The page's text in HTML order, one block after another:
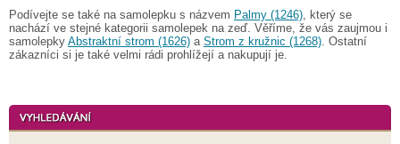
Podívejte se také na samolepku s názvem Palmy (1246) , který se
nachází ve stejné kategorii samolepek na zeď. Věříme, že vás zaujmou i
samolepky Abstraktní strom (1626) a Strom z kružnic (1268) . Ostatní
zákazníci si je také velmi rádi prohlížejí a nakupují je.